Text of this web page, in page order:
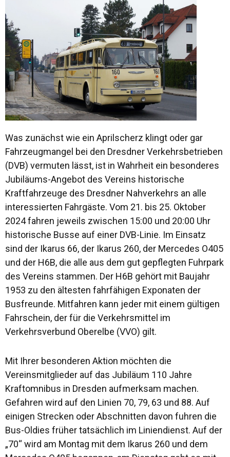
Was zunächst wie ein Aprilscherz klingt oder gar
Fahrzeugmangel bei den Dresdner Verkehrsbetrieben
(DVB) vermuten lässt, ist in Wahrheit ein besonderes
Jubiläums-Angebot des Vereins historische
Kraftfahrzeuge des Dresdner Nahverkehrs an alle
interessierten Fahrgäste. Vom 21. bis 25. Oktober
2024 fahren jeweils zwischen 15:00 und 20:00 Uhr
historische Busse auf einer DVB-Linie. Im Einsatz
sind der Ikarus 66, der Ikarus 260, der Mercedes O405
und der H6B, die alle aus dem gut gepflegten Fuhrpark
des Vereins stammen. Der H6B gehört mit Baujahr
1953 zu den ältesten fahrfähigen Exponaten der
Busfreunde. Mitfahren kann jeder mit einem gültigen
Fahrschein, der für die Verkehrsmittel im
Verkehrsverbund Oberelbe (VVO) gilt.
Mit Ihrer besonderen Aktion möchten die
Vereinsmitglieder auf das Jubiläum 110 Jahre
Kraftomnibus in Dresden aufmerksam machen.
Gefahren wird auf den Linien 70, 79, 63 und 88. Auf
einigen Strecken oder Abschnitten davon fuhren die
Bus-Oldies früher tatsächlich im Liniendienst. Auf der
„70“ wird am Montag mit dem Ikarus 260 und dem